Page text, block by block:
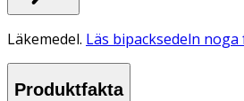
Läkemedel. Läs bipacksedeln
Produktfakta